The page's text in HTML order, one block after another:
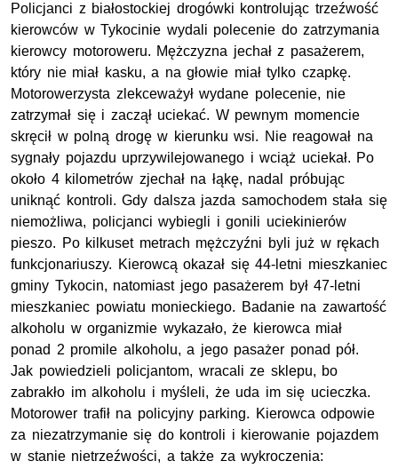
Policjanci z białostockiej drogówki kontrolując trzeźwość
kierowców w Tykocinie wydali polecenie do zatrzymania
kierowcy motoroweru. Mężczyzna jechał z pasażerem,
który nie miał kasku, a na głowie miał tylko czapkę.
Motorowerzysta zlekceważył wydane polecenie, nie
zatrzymał się i zaczął uciekać. W pewnym momencie
skręcił w polną drogę w kierunku wsi. Nie reagował na
sygnały pojazdu uprzywilejowanego i wciąż uciekał. Po
około 4 kilometrów zjechał na łąkę, nadal próbując
uniknąć kontroli. Gdy dalsza jazda samochodem stała się
niemożliwa, policjanci wybiegli i gonili uciekinierów
pieszo. Po kilkuset metrach mężczyźni byli już w rękach
funkcjonariuszy. Kierowcą okazał się 44-letni mieszkaniec
gminy Tykocin, natomiast jego pasażerem był 47-letni
mieszkaniec powiatu monieckiego. Badanie na zawartość
alkoholu w organizmie wykazało, że kierowca miał
ponad 2 promile alkoholu, a jego pasażer ponad pół.
Jak powiedzieli policjantom, wracali ze sklepu, bo
zabrakło im alkoholu i myśleli, że uda im się ucieczka.
Motorower trafił na policyjny parking. Kierowca odpowie
za niezatrzymanie się do kontroli i kierowanie pojazdem
w stanie nietrzeźwości, a także za wykroczenia: